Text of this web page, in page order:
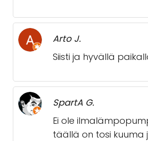
Arto J.
Siisti ja hyvällä
SpartA G.
Ei ole
täällä on tosi kuuma